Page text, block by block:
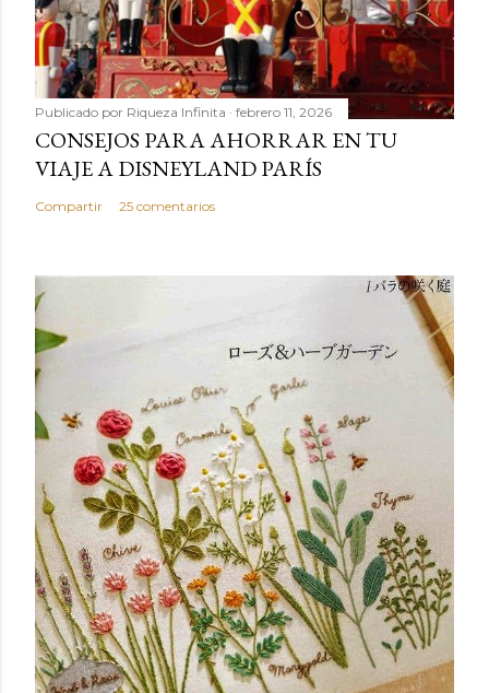
Publicado por Riqueza Infinita febrero 11, 2026
CONSEJOS PARA AHORRAR EN TU
VIAJE A DISNEYLAND PARÍS
Compartir 25 comentarios